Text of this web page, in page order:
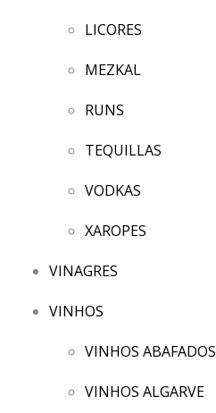
LICORES
MEZKAL
RUNS
TEQUILLAS
VODKAS
XAROPES
VINAGRES
VINHOS
VINHOS ABAFADOS
VINHOS ALGARVE